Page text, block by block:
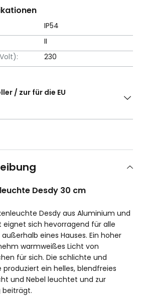
IP54
II
230
/ zur für die EU
Desdy 30 cm
Desdy aus Aluminium und
sich hevorragend für alle
eines Hauses. Ein hoher
warmweißes Licht von
für sich. Die schlichte und
ein helles, blendfreies
und Nebel leuchtet und zur
beiträgt.